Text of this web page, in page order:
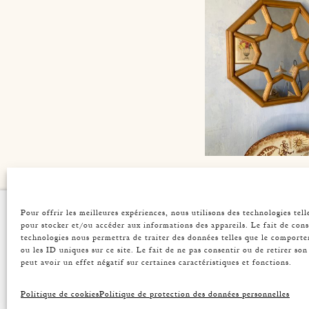
Pour offrir les meilleures expériences, nous utilisons des technologies
pour stocker et/ou accéder aux informations des appareils. Le fait de
technologies nous permettra de traiter des données telles que le
ou les ID uniques sur ce site. Le fait de ne pas consentir ou de retirer son
peut avoir un effet négatif sur certaines caractéristiques et fonctions.
Politique de cookiesPolitique de protection des données personnelles
AUDOUX-
OCTOGONAL
MIRROR
ATELIER
Origin
Press
Contact
Mirors